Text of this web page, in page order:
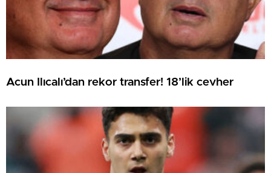
Acun Ilıcalı’dan rekor transfer! 18’lik cevher